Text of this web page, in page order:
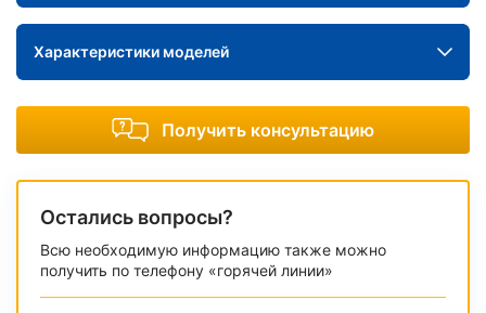
Характеристики моделей
Получить консультацию
Остались вопросы?
Всю необходимую информацию также можно
получить по телефону «горячей линии»